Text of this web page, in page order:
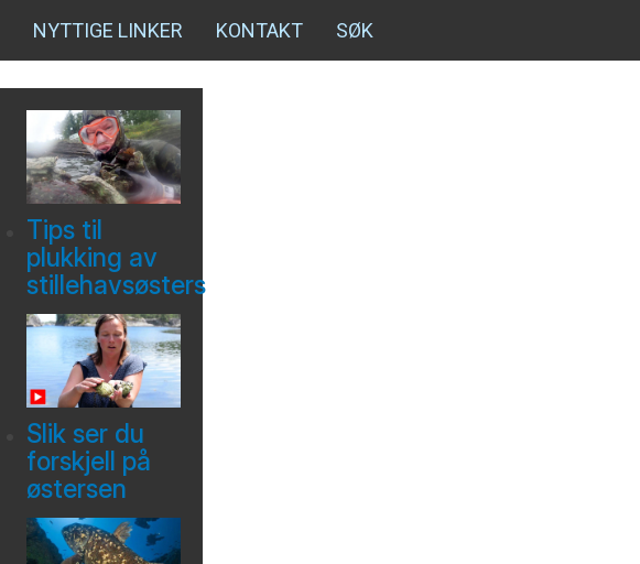
NYTTIGE LINKER KONTAKT SØK
Tips til
plukking av
stillehavsøsters
Slik ser du
forskjell på
østersen